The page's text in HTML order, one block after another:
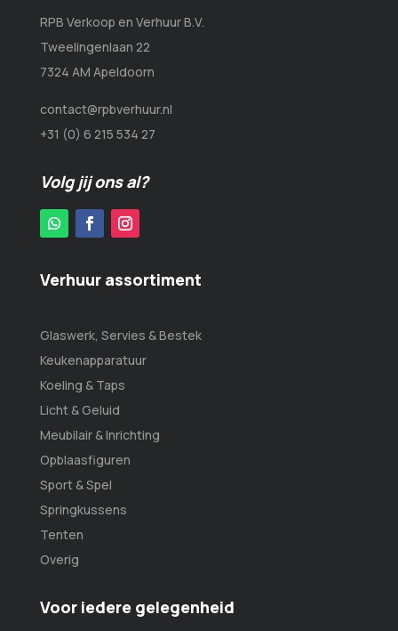
RPB Verkoop en Verhuur B.V.
Tweelingenlaan 22
7324 AM Apeldoorn
contact@rpbverhuur.nl
+31 (0) 6 215 534 27
Volg jij ons al?
Verhuur assortiment
Glaswerk, Servies & Bestek
Keukenapparatuur
Koeling & Taps
Licht & Geluid
Meubilair & Inrichting
Opblaasfiguren
Sport & Spel
Springkussens
Tenten
Overig
Voor iedere gelegenheid